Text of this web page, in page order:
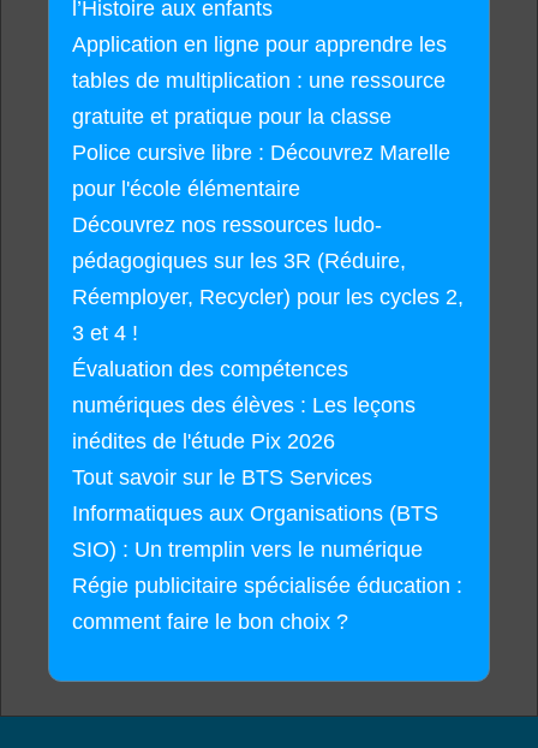
l’Histoire aux enfants
Application en ligne pour apprendre les
tables de multiplication : une ressource
gratuite et pratique pour la classe
Police cursive libre : Découvrez Marelle
pour l'école élémentaire
Découvrez nos ressources ludo-
pédagogiques sur les 3R (Réduire,
Réemployer, Recycler) pour les cycles 2,
3 et 4 !
Évaluation des compétences
numériques des élèves : Les leçons
inédites de l'étude Pix 2026
Tout savoir sur le BTS Services
Informatiques aux Organisations (BTS
SIO) : Un tremplin vers le numérique
Régie publicitaire spécialisée éducation :
comment faire le bon choix ?